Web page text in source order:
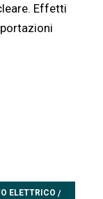
Effetti
ELETTRICO /